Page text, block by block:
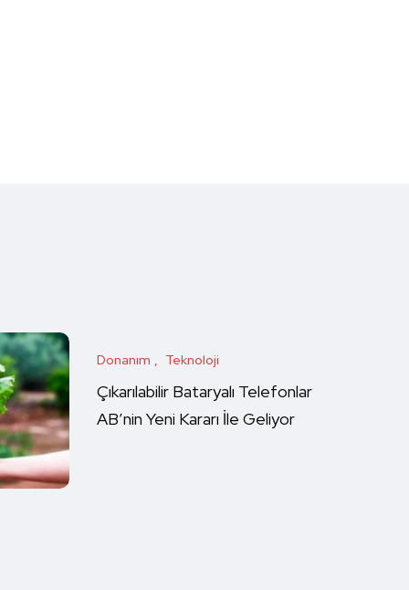
Donanım Teknoloji
Çıkarılabilir Bataryalı Telefonlar
AB’nin Yeni Kararı İle Geliyor